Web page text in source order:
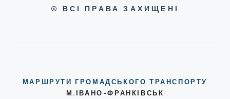
© ВСІ ПРАВА ЗАХИЩЕНІ
МАРШРУТИ ГРОМАДСЬКОГО ТРАНСПОРТУ
М.ІВАНО-ФРАНКІВСЬК